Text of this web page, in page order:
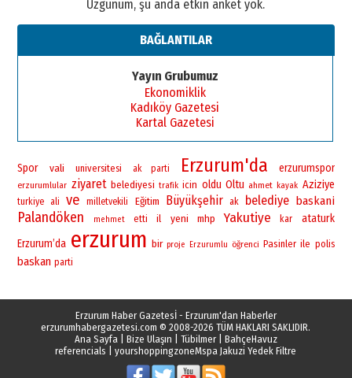
Üzgünüm, şu anda etkin anket yok.
BAĞLANTILAR
Yayın Grubumuz
Ekonomiklik
Kadıköy Gazetesi
Kartal Gazetesi
Spor vali universitesi ak parti Erzurum'da erzurumspor
erzurumlular ziyaret belediyesi trafik icin oldu Oltu ahmet kayak Aziziye
turkiye ali ve milletvekili Eğitim Büyükşehir ak belediye baskani
Palandöken mehmet etti il yeni mhp Yakutiye kar
ataturk
Erzurum’da erzurum bir proje Erzurumlu öğrenci Pasinler ile polis
baskan parti
Erzurum Haber Gazetesİ - Erzurum'dan Haberler
erzurumhabergazetesi.com © 2008-2026 TÜM HAKLARI SAKLIDIR.
Ana Sayfa| Bize Ulaşın Tübilmer| BahçeHavuz
referencials |yourshoppingzoneMspa Jakuzi Yedek Filtre